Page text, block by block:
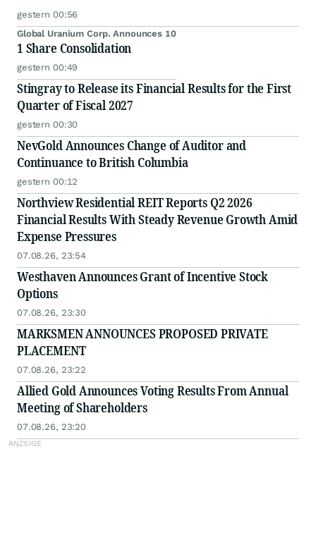
gestern 00:56
Global Uranium Corp. Announces 10
1 Share Consolidation
gestern 00:49
Stingray to Release its Financial Results for the First
Quarter of Fiscal 2027
gestern 00:30
NevGold Announces Change of Auditor and
Continuance to British Columbia
gestern 00:12
Northview Residential REIT Reports Q2 2026
Financial Results With Steady Revenue Growth Amid
Expense Pressures
07.08.26, 23:54
Westhaven Announces Grant of Incentive Stock
Options
07.08.26, 23:30
MARKSMEN ANNOUNCES PROPOSED PRIVATE
PLACEMENT
07.08.26, 23:22
Allied Gold Announces Voting Results From Annual
Meeting of Shareholders
07.08.26, 23:20